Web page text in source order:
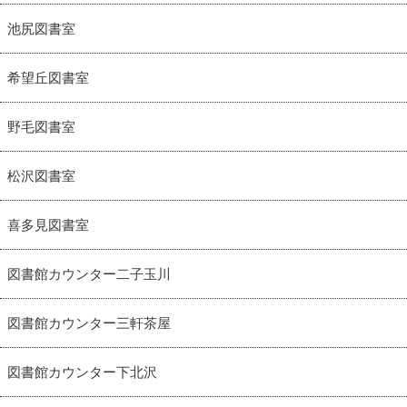
池尻図書室
希望丘図書室
野毛図書室
松沢図書室
喜多見図書室
図書館カウンター二子玉川
図書館カウンター三軒茶屋
図書館カウンター下北沢